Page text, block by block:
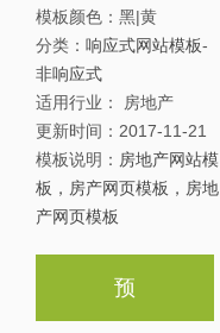
模板颜色： 黑|黄
分类： 响应式网站模板-
非响应式
适用行业：
房地产
更新时间： 2017-11-21
模板说明： 房地产网站模
板，房产网页模板，房地
产网页模板
预